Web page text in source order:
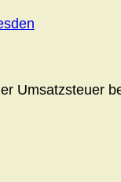
Umsatzsteuer